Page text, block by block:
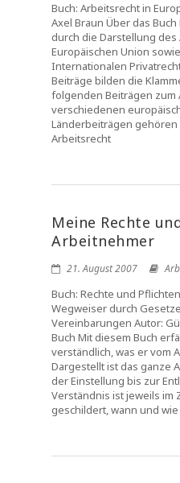
Buch: Arbeitsrecht in
Axel Braun Über das
durch die Darstellung
Europäischen Union
Internationalen
Beiträge bilden die
folgenden Beiträgen zum
verschiedenen
Länderbeiträgen
Arbeitsrecht
Meine Rechte
Arbeitnehmer
21. August 2007
Buch: Rechte und
Wegweiser durch
Vereinbarungen Autor:
Buch Mit diesem Buch
verständlich, was er vom
Dargestellt ist das ganze
der Einstellung bis zur
Verständnis ist jeweils im
geschildert, wann und wie